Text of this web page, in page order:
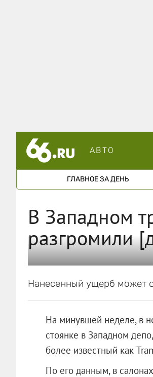
АВТО
ГЛАВНОЕ ЗА ДЕНЬ
В Западном
разгромили
Нанесенный ущерб может
На минувшей неделе, в
стоянке в Западном
более известный как
По его данным, в